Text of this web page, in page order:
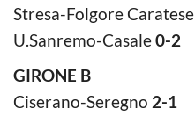
Stresa-Folgore Caratese
U.Sanremo-Casale0-2
GIRONE B
Ciserano-Seregno 2-1